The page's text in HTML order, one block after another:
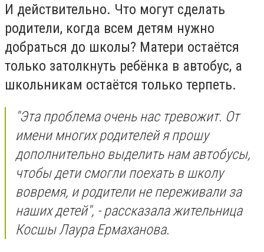
И действительно. Что могут сделать
родители, когда всем детям нужно
добраться до школы? Матери остаётся
только затолкнуть ребёнка в автобус, а
школьникам остаётся только терпеть.
"Эта проблема очень нас тревожит. От
имени многих родителей я прошу
дополнительно выделить нам автобусы,
чтобы дети смогли поехать в школу
вовремя, и родители не переживали за
наших детей", - рассказала жительница
Косшы Лаура Ермаханова.